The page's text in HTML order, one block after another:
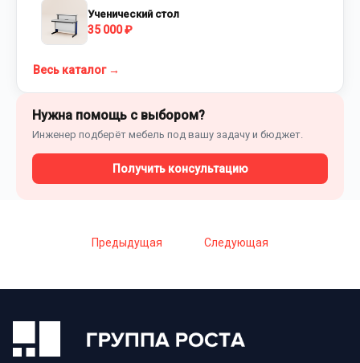
Ученический стол
35 000 ₽
Весь каталог →
Нужна помощь с выбором?
Инженер подберёт мебель под вашу задачу и бюджет.
Получить консультацию
Предыдущая Следующая